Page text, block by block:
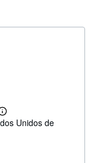
M
á
Unidos de